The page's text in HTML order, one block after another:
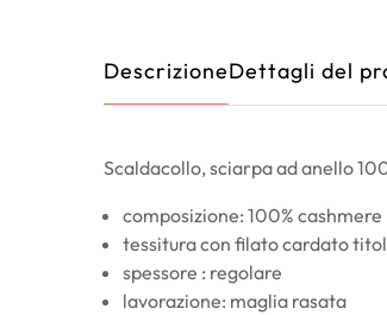
DescrizioneDettagli del
Scaldacollo, sciarpa ad anello
composizione: 100% cashmere
tessitura con filato cardato
spessore : regolare
lavorazione: maglia rasata